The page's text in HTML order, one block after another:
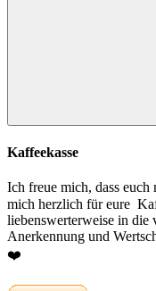
Kaffeekasse
Ich freue mich, dass euch
mich herzlich für eure
liebenswerterweise in die
Anerkennung und
❤️